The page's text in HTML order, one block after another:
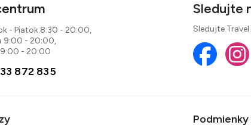
- Piatok 8:30 - 20:00,
9:00 - 20:00,
9:00 - 20:00
872 835
Sledujte
Sledujte